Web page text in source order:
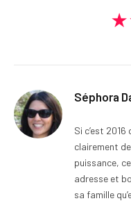
Séphora
Si c’est 2016
clairement
puissance,
adresse et
sa famille